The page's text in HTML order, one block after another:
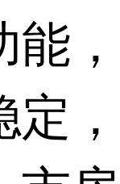
能
定